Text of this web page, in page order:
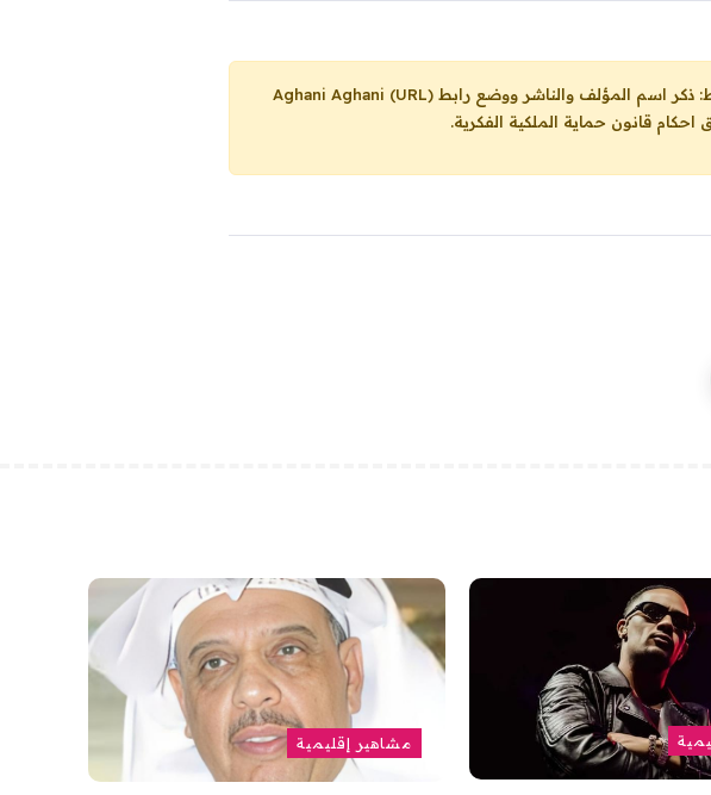
Aghani Aghani (URL)
قانون حماية الملكية الفكرية.
مشاهير إقليمية